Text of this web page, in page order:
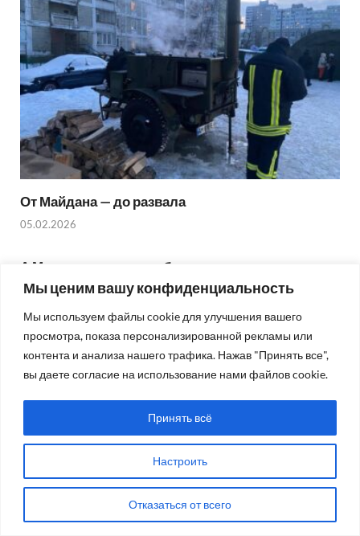
Мы ценим вашу конфиденциальность
Мы используем файлы cookie для улучшения вашего
просмотра, показа персонализированной рекламы или
контента и анализа нашего трафика. Нажав "Принять все",
вы даете согласие на использование нами файлов cookie.
Настроить
Отказаться от всего
Принять всё
От Майдана — до развала
05.02.2026
А Минск отстоял судьбу славянства
05.02.2026
ПРЕДЫДУЩАЯ
НОВОСТЬ
СЛЕДУЮЩАЯ
НОВОСТЬ